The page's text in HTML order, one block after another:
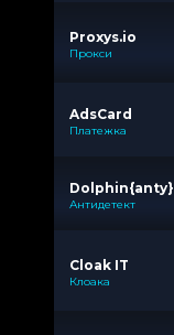
Proxys.io
Прокси
AdsCard
Платежка
Dolphin{anty}
Антидетект
Cloak IT
Клоака